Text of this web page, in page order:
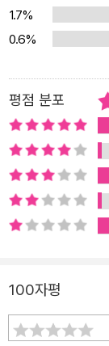
1.7%
0.6%
평점 분포
100자평